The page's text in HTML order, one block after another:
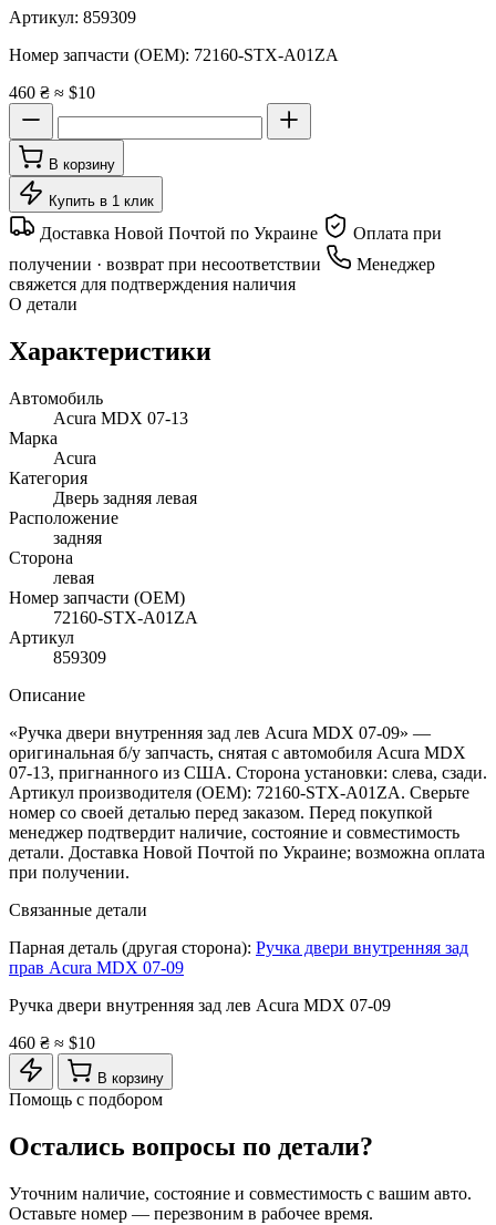
Артикул: 859309
Номер запчасти (OEM): 72160-STX-A01ZA
460 ₴ ≈ $10
В корзину
Купить в 1 клик
Доставка Новой Почтой по Украине
Оплата при
получении · возврат при несоответствии
Менеджер
свяжется для подтверждения наличия
О детали
Характеристики
Автомобиль
Acura MDX 07-13
Марка
Acura
Категория
Дверь задняя левая
Расположение
задняя
Сторона
левая
Номер запчасти (OEM)
72160-STX-A01ZA
Артикул
859309
Описание
«Ручка двери внутренняя зад лев Acura MDX 07-09» —
оригинальная б/у запчасть, снятая с автомобиля Acura MDX
07-13, пригнанного из США. Сторона установки: слева, сзади.
Артикул производителя (OEM): 72160-STX-A01ZA. Сверьте
номер со своей деталью перед заказом. Перед покупкой
менеджер подтвердит наличие, состояние и совместимость
детали. Доставка Новой Почтой по Украине; возможна оплата
при получении.
Связанные детали
Парная деталь (другая сторона): Ручка двери внутренняя зад
прав Acura MDX 07-09
Ручка двери внутренняя зад лев Acura MDX 07-09
460 ₴ ≈ $10
В корзину
Помощь с подбором
Остались вопросы по детали?
Уточним наличие, состояние и совместимость с вашим авто.
Оставьте номер — перезвоним в рабочее время.